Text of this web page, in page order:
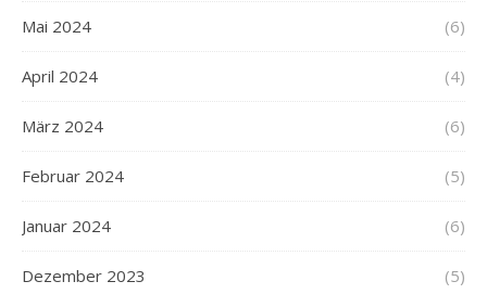
Mai 2024 (6)
April 2024 (4)
März 2024 (6)
Februar 2024 (5)
Januar 2024 (6)
Dezember 2023 (5)